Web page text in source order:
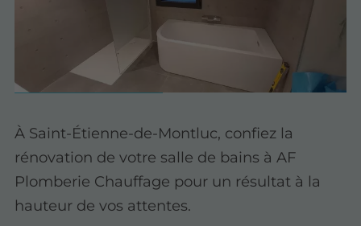
À Saint-Étienne-de-Montluc, confiez la
rénovation de votre salle de bains à AF
Plomberie Chauffage pour un résultat à la
hauteur de vos attentes.